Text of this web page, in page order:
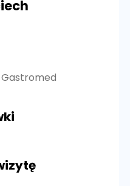
Gastromed